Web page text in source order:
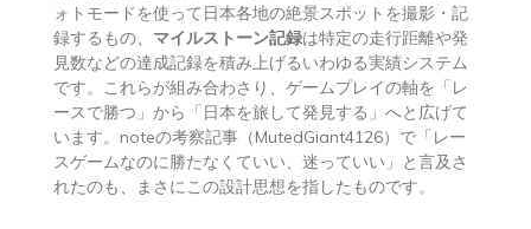
ォトモードを使って日本各地の絶景スポットを撮影・記
録するもの、 マイルストーン記録は特定の走行距離や発
見数などの達成記録を積み上げるいわゆる実績システム
です。これらが組み合わさり、ゲームプレイの軸を「レ
ースで勝つ」から「日本を旅して発見する」へと広げて
います。noteの考察記事（MutedGiant4126）で「レー
スゲームなのに勝たなくていい、迷っていい」と言及さ
れたのも、まさにこの設計思想を指したものです。